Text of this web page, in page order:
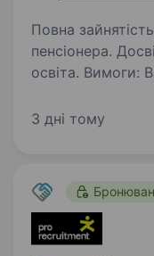
Повна
пенсіонера.
освіта. Вимоги: Вища освіта в галузі
систем: Досвід роботи у проєктних
3 дні тому